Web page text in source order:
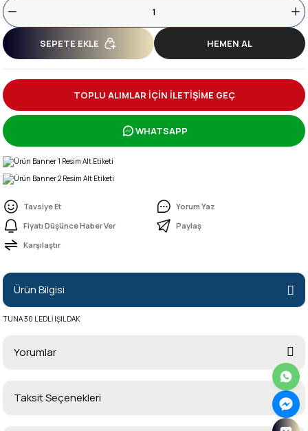
SEPETE EKLE HEMEN AL
TOPLU ALIMLAR İÇİN İLETİŞİME GEÇ
WHATSAPP
Tavsiye Et
Yorum Yaz
Fiyatı Düşünce Haber Ver
Paylaş
Karşılaştır
Ürün Bilgisi
TUNA 30 LEDLİ IŞILDAK
Yorumlar
Bu ürüne ilk yorumu siz yapın!
Taksit Seçenekleri